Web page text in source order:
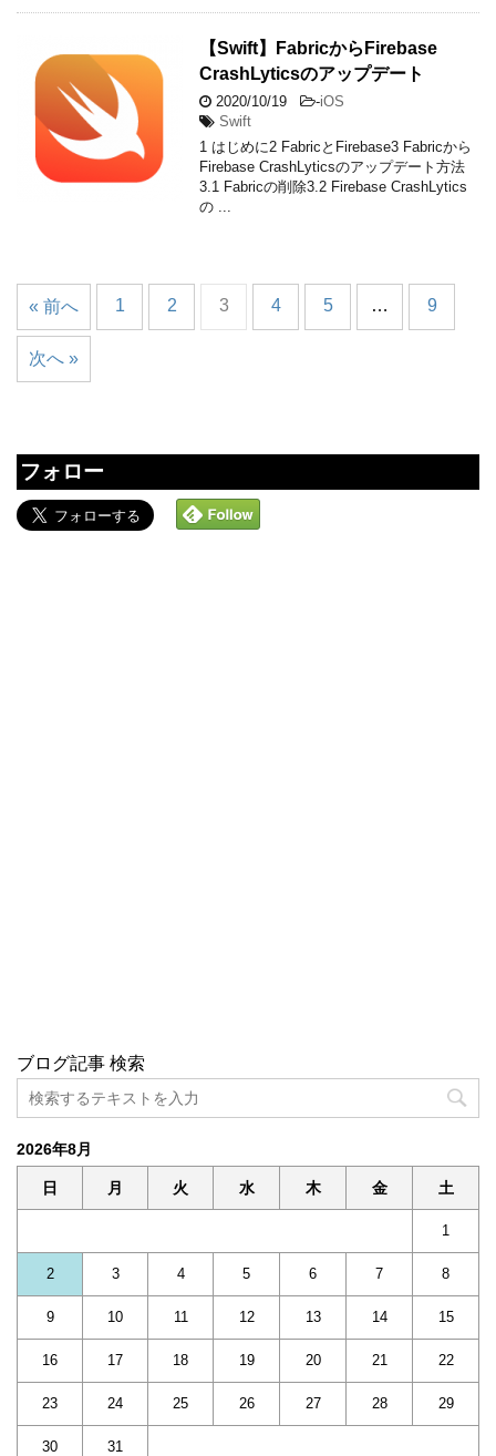
【Swift】FabricからFirebase
CrashLyticsのアップデート
2020/10/19 -iOS
Swift
1 はじめに2 FabricとFirebase3 Fabricから
Firebase CrashLyticsのアップデート方法
3.1 Fabricの削除3.2 Firebase CrashLytics
の ...
« 前へ 1 2 3 4 5 … 9
次へ »
フォロー
ブログ記事 検索
2026年8月
日 月 火 水 木 金 土
1
2 3 4 5 6 7 8
9 10 11 12 13 14 15
16 17 18 19 20 21 22
23 24 25 26 27 28 29
30 31